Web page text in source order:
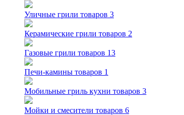
Уличные грили товаров 3
Керамические грили товаров 2
Газовые грили товаров 13
Печи-камины товаров 1
Мобильные гриль кухни товаров 3
Мойки и смесители товаров 6